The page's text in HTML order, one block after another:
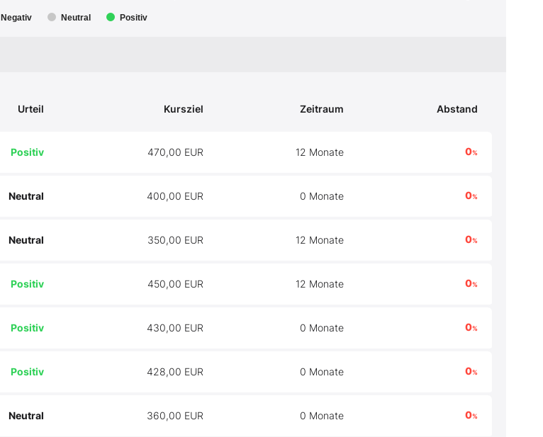
Negativ Neutral Positiv
Urteil Kursziel Zeitraum Abstand
Positiv 470,00 EUR 12 Monate 0%
Neutral 400,00 EUR 0 Monate 0%
Neutral 350,00 EUR 12 Monate 0%
Positiv 450,00 EUR 12 Monate 0%
Positiv 430,00 EUR 0 Monate 0%
Positiv 428,00 EUR 0 Monate 0%
Neutral 360,00 EUR 0 Monate 0%